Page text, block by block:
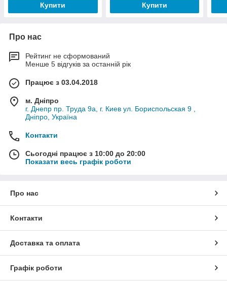
Купити Купити
Про нас
Рейтинг не сформований
Менше 5 відгуків за останній рік
Працює з 03.04.2018
м. Дніпро
г. Днепр пр. Труда 9а, г. Киев ул. Бориспольская 9 ,
Дніпро, Україна
Контакти
Сьогодні працює з 10:00 до 20:00
Показати весь графік роботи
Про нас
Контакти
Доставка та оплата
Графік роботи